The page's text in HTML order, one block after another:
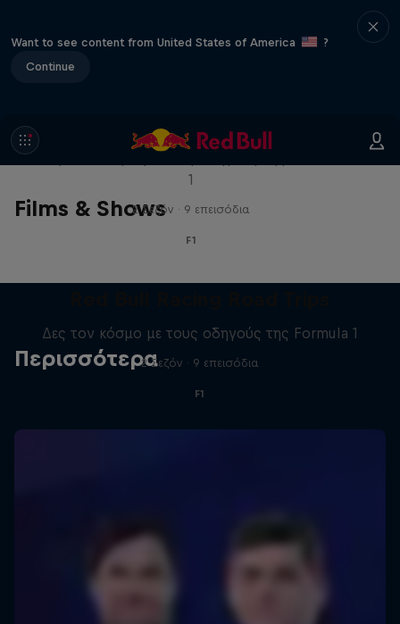
Want to see content from United States of America
?
Continue
Films & Shows
Red Bull Racing Road Trips
1
2 Σεζόν · 9 επεισόδια
F1
Περισσότερα
Δες τον κόσμο με τους οδηγούς της Formula 1
2 Σεζόν · 9 επεισόδια
F1